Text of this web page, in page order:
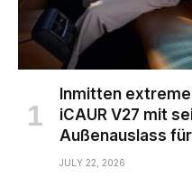
Inmitten
iCAUR V27 mit
Außenauslass
JULY 22, 2026